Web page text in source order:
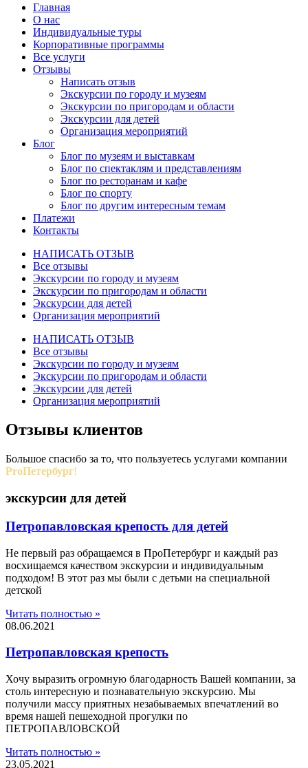
Главная
О нас
Индивидуальные туры
Корпоративные программы
Все услуги
Отзывы
Написать отзыв
Экскурсии по городу и музеям
Экскурсии по пригородам и области
Экскурсии для детей
Организация мероприятий
Блог
Блог по музеям и выставкам
Блог по спектаклям и представлениям
Блог по ресторанам и кафе
Блог по спорту
Блог по другим интересным темам
Платежи
Контакты
НАПИСАТЬ ОТЗЫВ
Все отзывы
Экскурсии по городу и музеям
Экскурсии по пригородам и области
Экскурсии для детей
Организация мероприятий
НАПИСАТЬ ОТЗЫВ
Все отзывы
Экскурсии по городу и музеям
Экскурсии по пригородам и области
Экскурсии для детей
Организация мероприятий
Отзывы клиентов
Большое спасибо за то, что пользуетесь услугами компании
ProПетербург!
экскурсии для детей
Петропавловская крепость для детей
Не первый раз обращаемся в ПроПетербург и каждый раз
восхищаемся качеством экскурсии и индивидуальным
подходом! В этот раз мы были с детьми на специальной
детской
Читать полностью »
08.06.2021
Петропавловская крепость
Хочу выразить огромную благодарность Вашей компании, за
столь интересную и познавательную экскурсию. Мы
получили массу приятных незабываемых впечатлений во
время нашей пешеходной прогулки по
ПЕТРОПАВЛОВСКОЙ
Читать полностью »
23.05.2021